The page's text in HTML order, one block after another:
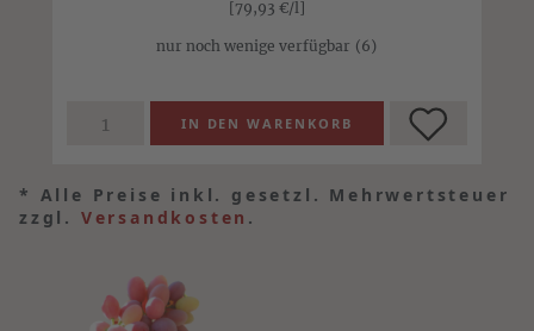
[79,93 €/l]
nur noch wenige verfügbar (6)
* Alle Preise inkl. gesetzl. Mehrwertsteuer
zzgl. Versandkosten .